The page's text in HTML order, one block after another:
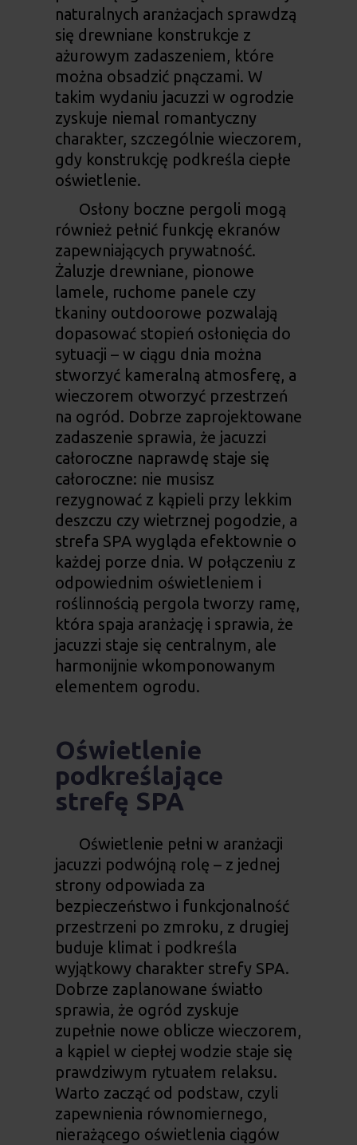
naturalnych aranżacjach sprawdzą
się drewniane konstrukcje z
ażurowym zadaszeniem, które
można obsadzić pnączami. W
takim wydaniu jacuzzi w ogrodzie
zyskuje niemal romantyczny
charakter, szczególnie wieczorem,
gdy konstrukcję podkreśla ciepłe
oświetlenie.
Osłony boczne pergoli mogą
również pełnić funkcję ekranów
zapewniających prywatność.
Żaluzje drewniane, pionowe
lamele, ruchome panele czy
tkaniny outdoorowe pozwalają
dopasować stopień osłonięcia do
sytuacji – w ciągu dnia można
stworzyć kameralną atmosferę, a
wieczorem otworzyć przestrzeń
na ogród. Dobrze zaprojektowane
zadaszenie sprawia, że jacuzzi
całoroczne naprawdę staje się
całoroczne: nie musisz
rezygnować z kąpieli przy lekkim
deszczu czy wietrznej pogodzie, a
strefa SPA wygląda efektownie o
każdej porze dnia. W połączeniu z
odpowiednim oświetleniem i
roślinnością pergola tworzy ramę,
która spaja aranżację i sprawia, że
jacuzzi staje się centralnym, ale
harmonijnie wkomponowanym
elementem ogrodu.
Oświetlenie
podkreślające
strefę SPA
Oświetlenie pełni w aranżacji
jacuzzi podwójną rolę – z jednej
strony odpowiada za
bezpieczeństwo i funkcjonalność
przestrzeni po zmroku, z drugiej
buduje klimat i podkreśla
wyjątkowy charakter strefy SPA.
Dobrze zaplanowane światło
sprawia, że ogród zyskuje
zupełnie nowe oblicze wieczorem,
a kąpiel w ciepłej wodzie staje się
prawdziwym rytuałem relaksu.
Warto zacząć od podstaw, czyli
zapewnienia równomiernego,
nierażącego oświetlenia ciągów